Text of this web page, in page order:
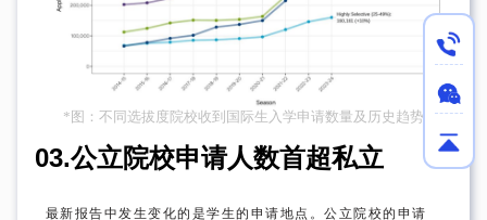
*图：不同选拔度院校收到国际生入学申请数量及历史趋势
03.公立院校申请人数首超私立
最新报告中发生变化的是学生的申请地点。公立院校的申请